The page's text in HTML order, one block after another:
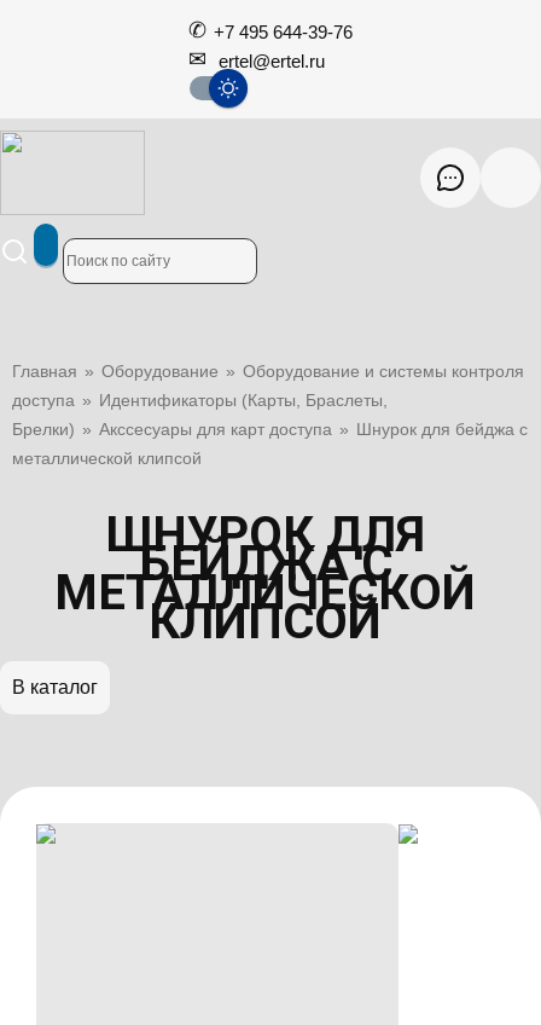
+7 495 644-39-76
ertel@ertel.ru
Главная » Оборудование » Оборудование и системы контроля
доступа » Идентификаторы (Карты, Браслеты,
Брелки) » Акссесуары для карт доступа » Шнурок для бейджа с
металлической клипсой
ШНУРОК ДЛЯ
БЕЙДЖА С
МЕТАЛЛИЧЕСКОЙ
КЛИПСОЙ
В каталог